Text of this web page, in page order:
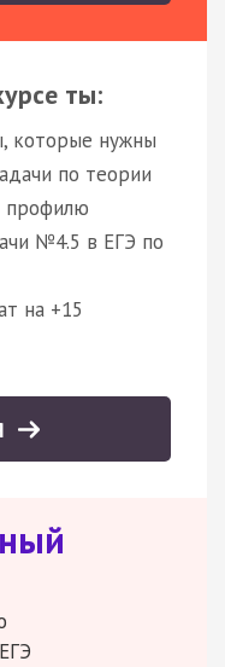
ты:
которые нужны
по теории
профилю
№4.5 в ЕГЭ по
на +15